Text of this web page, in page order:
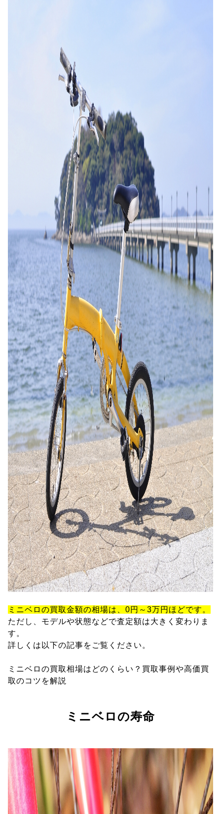
ミニベロの買取金額の相場は、0円～3万円ほどです。
ただし、モデルや状態などで査定額は大きく変わりま
す。
詳しくは以下の記事をご覧ください。
ミニベロの買取相場はどのくらい？買取事例や高価買
取のコツを解説
ミニベロの寿命